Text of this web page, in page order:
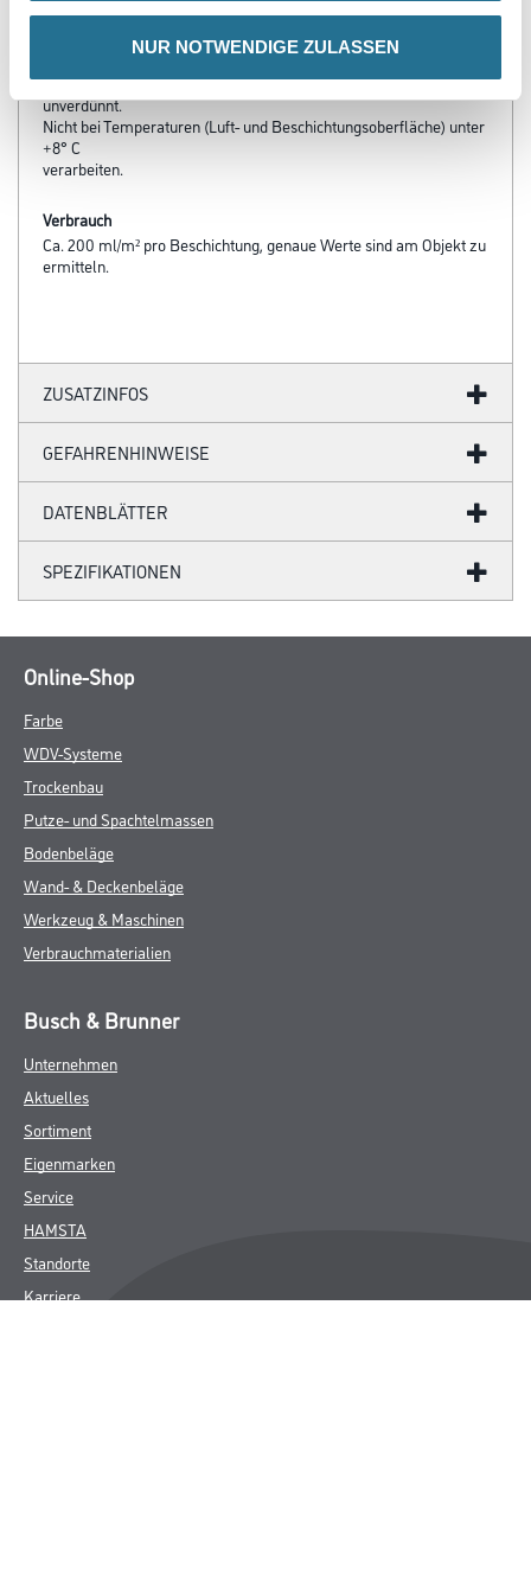
NUR NOTWENDIGE ZULASSEN
saugenden,
sandenden, kreidenden Untergründen im Verhältnis 2:1 bis 1:1
mit Wasser) verdünnt werden. Die Endbeschichtung erfolgt
unverdünnt.
Nicht bei Temperaturen (Luft- und Beschichtungsoberfläche) unter
+8° C
verarbeiten.
Verbrauch
Ca. 200 ml/m² pro Beschichtung, genaue Werte sind am Objekt zu
ermitteln.
ZUSATZINFOS
GEFAHRENHINWEISE
DATENBLÄTTER
SPEZIFIKATIONEN
Online-Shop
Farbe
WDV-Systeme
Trockenbau
Putze- und Spachtelmassen
Bodenbeläge
Wand- & Deckenbeläge
Werkzeug & Maschinen
Verbrauchmaterialien
Busch & Brunner
Unternehmen
Aktuelles
Sortiment
Eigenmarken
Service
HAMSTA
Standorte
Karriere